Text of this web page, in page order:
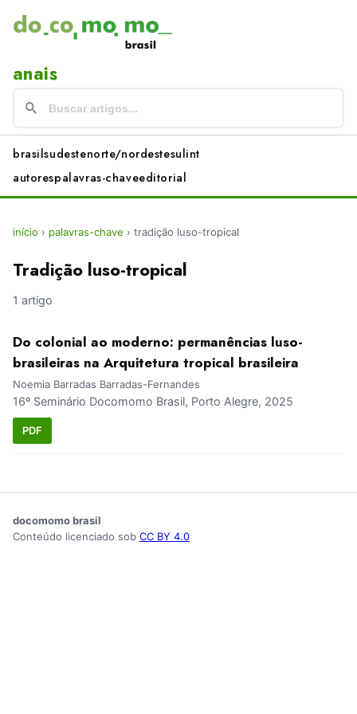
anais
brasilsudestenorte/nordestesulint
autorespalavras-chaveeditorial
início › palavras-chave › tradição luso-tropical
Tradição luso-tropical
1 artigo
Do colonial ao moderno: permanências luso-
brasileiras na Arquitetura tropical brasileira
Noemia Barradas Barradas-Fernandes
16º Seminário Docomomo Brasil, Porto Alegre, 2025
PDF
docomomo brasil
Conteúdo licenciado sob CC BY 4.0